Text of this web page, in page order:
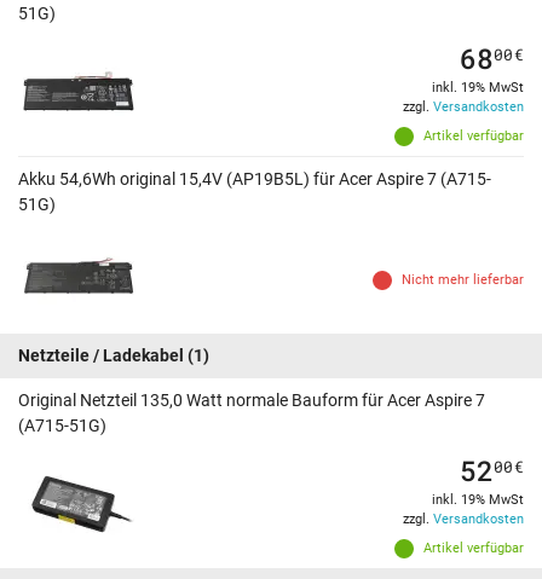
51G)
Artikel verfügbar
6800€
inkl. 19% MwSt
zzgl. Versandkosten
Akku 54,6Wh original 15,4V (AP19B5L) für Acer Aspire 7 (A715-
51G)
Nicht mehr lieferbar
Netzteile / Ladekabel (1)
Original Netzteil 135,0 Watt normale Bauform für Acer Aspire 7
(A715-51G)
Artikel verfügbar
5200€
inkl. 19% MwSt
zzgl. Versandkosten